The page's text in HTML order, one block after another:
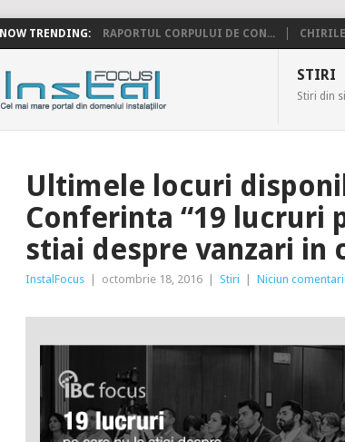
NOW TRENDING: RAPORTUL CORPULUI DE CON...
INSTALFOCUS STIRI
Stiri din
Ultimele locuri
Conferinta “19 lucruri
stiai despre vanzari in
InstalFocus octombrie 18, 2016 Stiri Niciun